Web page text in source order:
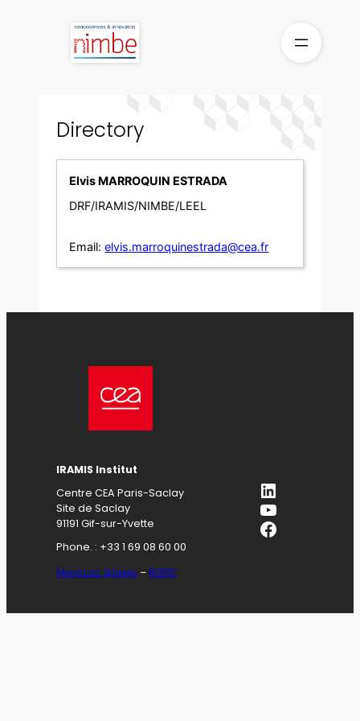
Directory
Elvis MARROQUIN ESTRADA
DRF/IRAMIS/NIMBE/LEEL
Email: elvis.marroquinestrada@cea.fr
IRAMIS Institut
Centre CEA Paris-Saclay
Site de Saclay
91191 Gif-sur-Yvette
Phone. : +33 1 69 08 60 00
Mentions légales – RGPD
LinkedIn
YouTube
Facebook